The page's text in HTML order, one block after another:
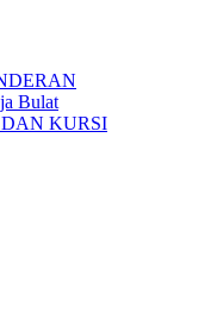
Bulat
KURSI